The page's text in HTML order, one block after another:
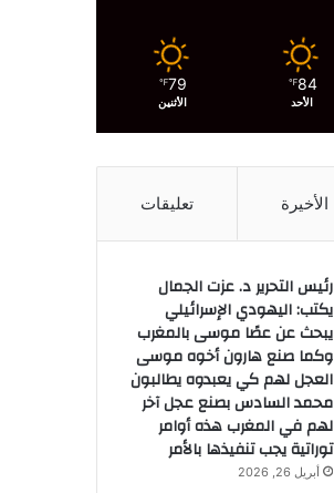
84
℉
الأحد
79
℉
الأثنين
الأخيرة تعليقات
رئيس التحرير د. عزت الجمال
يكتب: اليهودي الإسرائيلي
يبحث عن عصًا موسى بالمغرب
وكما صنع هارون أخوه موسى
العجل لهم كي يعبدوه يطالبون
محمد السادس بصنع عجل آخر
لهم في المغرب هذه أوامر
توراتية يجب تنفيذها بالأمر
أبريل 26, 2026